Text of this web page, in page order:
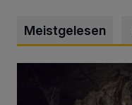
Meistgelesen